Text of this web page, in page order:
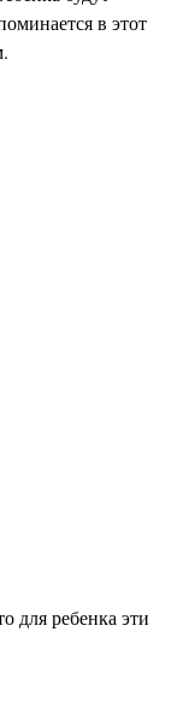
в этот
для ребенка эти